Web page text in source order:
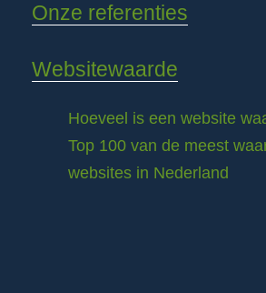
Onze referenties
Websitewaarde
Hoeveel is een website
Top 100 van de meest
websites in Nederland